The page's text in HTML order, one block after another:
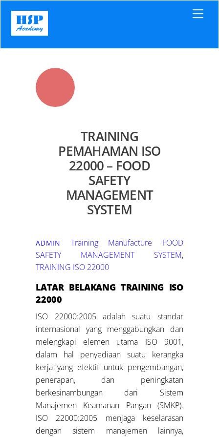
content
TRAINING
PEMAHAMAN ISO
22000 – FOOD
SAFETY
MANAGEMENT
SYSTEM
ADMIN Training Manufacture
FOOD
SAFETY MANAGEMENT SYSTEM,
TRAINING ISO 22000
LATAR BELAKANG TRAINING ISO
22000
ISO 22000:2005 adalah suatu standar
internasional yang menggabungkan dan
melengkapi elemen utama ISO 9001,
dalam hal penyediaan suatu kerangka
kerja yang efektif untuk pengembangan,
penerapan, dan peningkatan
berkesinambungan dari Sistem
Manajemen Keamanan Pangan (SMKP).
ISO 22000:2005 menjaga keselarasan
dengan sistem manajemen lainnya,